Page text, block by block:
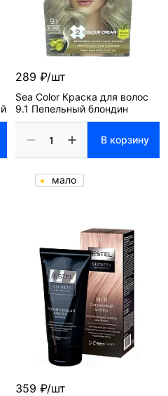
289 ₽/шт
Sea Color Краска для волос
9.1 Пепельный блондин
В корзину
мало
359 ₽/шт